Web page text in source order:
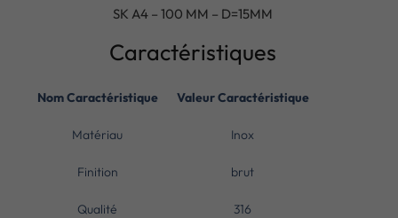
SK A4 – 100 MM – D=15MM
Caractéristiques
Nom Caractéristique Valeur Caractéristique
Matériau Inox
Finition brut
Qualité 316